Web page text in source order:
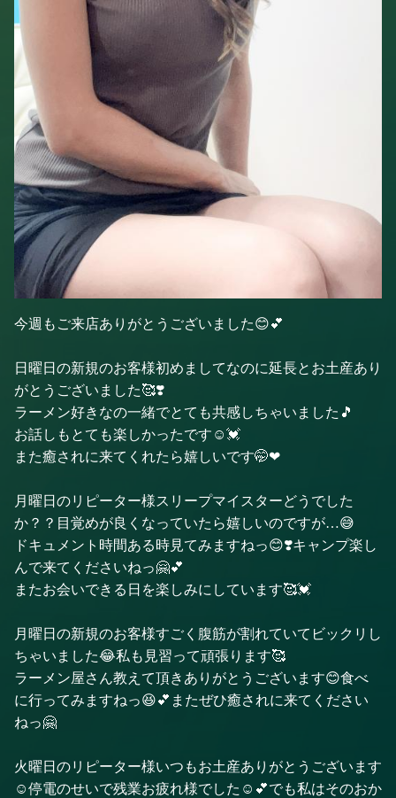
今週もご来店ありがとうございました😊💕
日曜日の新規のお客様初めましてなのに延長とお土産あり
がとうございました🥰❣️
ラーメン好きなの一緒でとても共感しちゃいました🎵
お話しもとても楽しかったです☺️💓
また癒されに来てくれたら嬉しいです🤭❤︎
月曜日のリピーター様スリープマイスターどうでした
か？？目覚めが良くなっていたら嬉しいのですが…😅
ドキュメント時間ある時見てみますねっ😊❣️キャンプ楽し
んで来てくださいねっ🤗💕
またお会いできる日を楽しみにしています🥰💓
月曜日の新規のお客様すごく腹筋が割れていてビックリし
ちゃいました😂私も見習って頑張ります🥰
ラーメン屋さん教えて頂きありがとうございます😊食べ
に行ってみますねっ😆💕またぜひ癒されに来てください
ねっ🤗
火曜日のリピーター様いつもお土産ありがとうございます
☺️停電のせいで残業お疲れ様でした☺️💕でも私はそのおか